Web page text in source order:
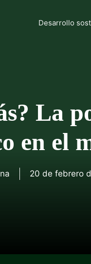
Desarrollo
La
en el
20 de febrero